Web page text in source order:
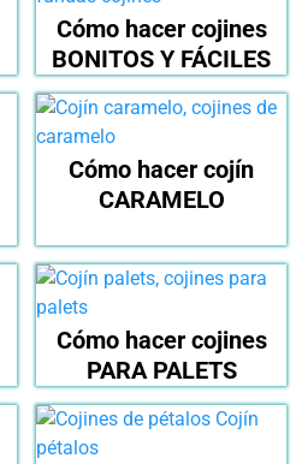
Cómo hacer cojines
BONITOS Y FÁCILES
Cómo hacer cojín
CARAMELO
Cómo hacer cojines
PARA PALETS